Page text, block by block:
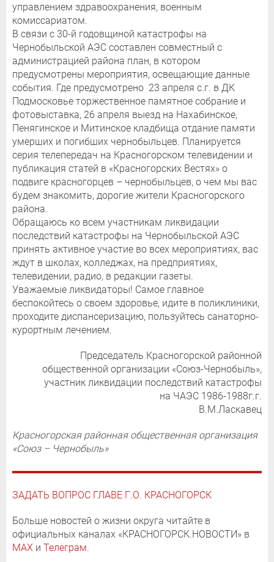
управлением здравоохранения, военным
комиссариатом.
В связи с 30-й годовщиной катастрофы на
Чернобыльской АЭС составлен совместный с
администрацией района план, в котором
предусмотрены мероприятия, освещающие данные
события. Где предусмотрено 23 апреля с.г. в ДК
Подмосковье торжественное памятное собрание и
фотовыставка, 26 апреля выезд на Нахабинское,
Пенягинское и Митинское кладбища отдание памяти
умерших и погибших чернобыльцев. Планируется
серия телепередач на Красногорском телевидении и
публикация статей в «Красногорских Вестях» о
подвиге красногорцев – чернобыльцев, о чем мы вас
будем знакомить, дорогие жители Красногорского
района.
Обращаюсь ко всем участникам ликвидации
последствий катастрофы на Чернобыльской АЭС
принять активное участие во всех мероприятиях, вас
ждут в школах, колледжах, на предприятиях,
телевидении, радио, в редакции газеты.
Уважаемые ликвидаторы! Самое главное
беспокойтесь о своем здоровье, идите в поликлиники,
проходите диспансеризацию, пользуйтесь санаторно-
курортным лечением.
Председатель Красногорской районной
общественной организации «Союз-Чернобыль»,
участник ликвидации последствий катастрофы
на ЧАЭС 1986-1988г.г.
В.М.Ласкавец
Красногорская районная общественная организация
«Cоюз – Чернобыль»
ЗАДАТЬ ВОПРОС ГЛАВЕ Г.О. КРАСНОГОРСК
Больше новостей о жизни округа читайте в
официальных каналах «КРАСНОГОРСК.НОВОСТИ» в
MAX и Телеграм.